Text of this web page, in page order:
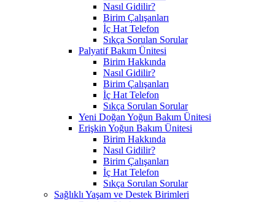
Nasıl Gidilir?
Birim Çalışanları
İç Hat Telefon
Sıkça Sorulan Sorular
Palyatif Bakım Ünitesi
Birim Hakkında
Nasıl Gidilir?
Birim Çalışanları
İç Hat Telefon
Sıkça Sorulan Sorular
Yeni Doğan Yoğun Bakım Ünitesi
Erişkin Yoğun Bakım Ünitesi
Birim Hakkında
Nasıl Gidilir?
Birim Çalışanları
İç Hat Telefon
Sıkça Sorulan Sorular
Sağlıklı Yaşam ve Destek Birimleri